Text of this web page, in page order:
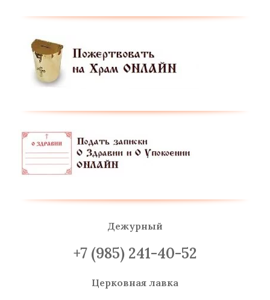
Дежурный
+7 (985) 241-40-52
Церковная лавка